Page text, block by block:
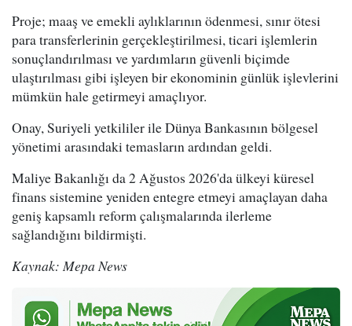
Proje; maaş ve emekli aylıklarının ödenmesi, sınır ötesi
para transferlerinin gerçekleştirilmesi, ticari işlemlerin
sonuçlandırılması ve yardımların güvenli biçimde
ulaştırılması gibi işleyen bir ekonominin günlük işlevlerini
mümkün hale getirmeyi amaçlıyor.
Onay, Suriyeli yetkililer ile Dünya Bankasının bölgesel
yönetimi arasındaki temasların ardından geldi.
Maliye Bakanlığı da 2 Ağustos 2026'da ülkeyi küresel
finans sistemine yeniden entegre etmeyi amaçlayan daha
geniş kapsamlı reform çalışmalarında ilerleme
sağlandığını bildirmişti.
Kaynak: Mepa News